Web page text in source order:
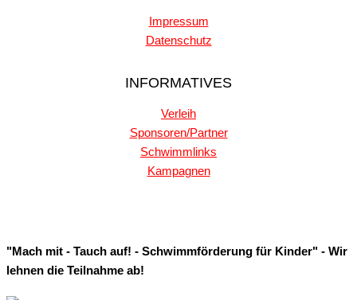
Impressum
Datenschutz
INFORMATIVES
Verleih
Sponsoren/Partner
Schwimmlinks
Kampagnen
"Mach mit - Tauch auf! - Schwimmförderung für Kinder" - Wir
lehnen die Teilnahme ab!